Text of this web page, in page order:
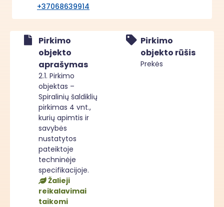
+37068639914
Pirkimo
objekto
aprašymas
2.1. Pirkimo
objektas –
Spiralinių šaldiklių
pirkimas 4 vnt.,
kurių apimtis ir
savybės
nustatytos
pateiktoje
techninėje
specifikacijoje.
Žalieji
reikalavimai
taikomi
Pirkimo
objekto rūšis
Prekės